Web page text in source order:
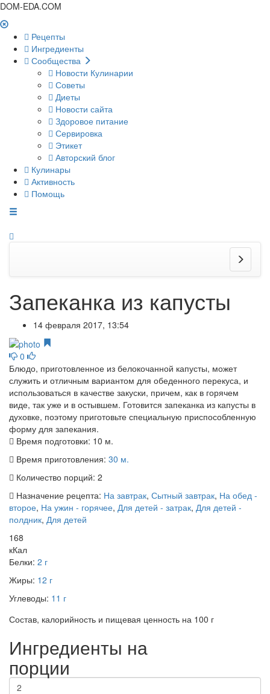
DOM-EDA.COM
Рецепты
Ингредиенты
Сообщества
Новости Кулинарии
Советы
Диеты
Новости сайта
Здоровое питание
Сервировка
Этикет
Авторский блог
Кулинары
Активность
Помощь
Запеканка из капусты
14 февраля 2017, 13:54
0
Блюдо, приготовленное из белокочанной капусты, может
служить и отличным вариантом для обеденного перекуса, и
использоваться в качестве закуски, причем, как в горячем
виде, так уже и в остывшем. Готовится запеканка из капусты в
духовке, поэтому приготовьте специальную приспособленную
форму для запекания.
Время подготовки: 10 м.
Время приготовления: 30 м.
Количество порций: 2
Назначение рецепта: На завтрак, Сытный завтрак, На обед -
второе, На ужин - горячее, Для детей - затрак, Для детей -
полдник, Для детей
168
кКал
Белки: 2 г
Жиры: 12 г
Углеводы: 11 г
Состав, калорийность и пищевая ценность на 100 г
Ингредиенты на
порции